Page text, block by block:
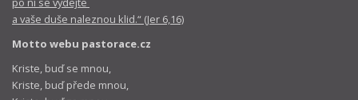
a vaše duše naleznou klid.“ (Jer 6,16)
Motto webu pastorace.cz
Kriste, buď se mnou,
Kriste, buď přede mnou,